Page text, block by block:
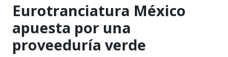
Eurotranciatura México
apuesta por una
proveeduría verde